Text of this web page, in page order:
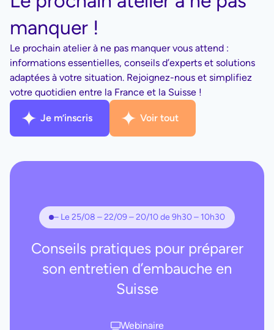
manquer !
Le prochain atelier à ne pas manquer vous attend :
informations essentielles, conseils d’experts et solutions
adaptées à votre situation. Rejoignez-nous et simplifiez
votre quotidien entre la France et la Suisse !
Je m’inscris Voir tout
– Le 25/08 – 22/09 – 20/10 de 9h30 – 10h30
Conseils pratiques pour préparer
son entretien d’embauche en
Suisse
Webinaire